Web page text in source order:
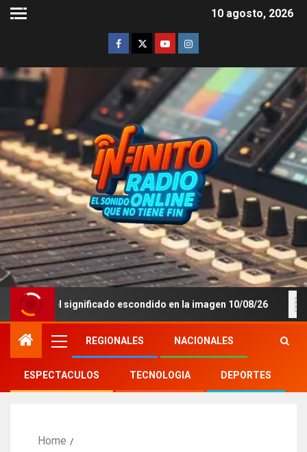
10 agosto, 2026
significado escondido en la imagen 10/08/26 XXX
REGIONALES NACIONALES
ESPECTACULOS TECNOLOGIA DEPORTES
Home